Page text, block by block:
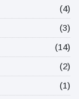
(4)
(3)
(14)
(2)
(1)